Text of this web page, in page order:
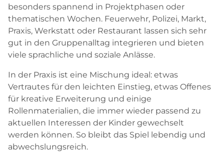
besonders spannend in Projektphasen oder
thematischen Wochen. Feuerwehr, Polizei, Markt,
Praxis, Werkstatt oder Restaurant lassen sich sehr
gut in den Gruppenalltag integrieren und bieten
viele sprachliche und soziale Anlässe.
In der Praxis ist eine Mischung ideal: etwas
Vertrautes für den leichten Einstieg, etwas Offenes
für kreative Erweiterung und einige
Rollenmaterialien, die immer wieder passend zu
aktuellen Interessen der Kinder gewechselt
werden können. So bleibt das Spiel lebendig und
abwechslungsreich.